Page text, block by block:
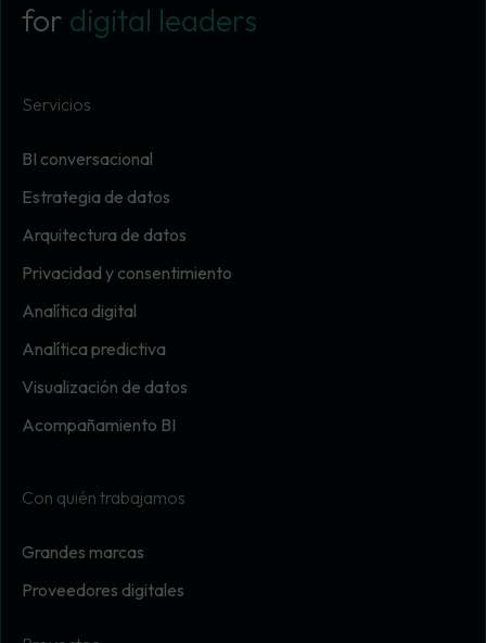
for digital leaders
Servicios
BI conversacional
Estrategia de datos
Arquitectura de datos
Privacidad y consentimiento
Analítica digital
Analítica predictiva
Visualización de datos
Acompañamiento BI
Con quién trabajamos
Grandes marcas
Proveedores digitales